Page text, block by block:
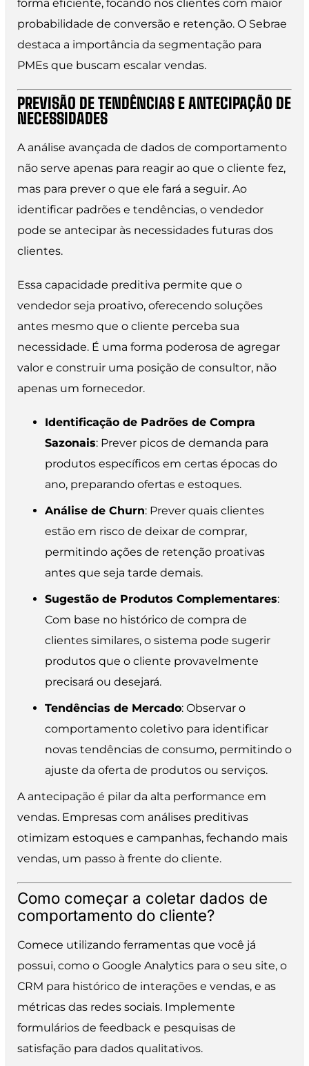
forma eficiente, focando nos clientes com maior
probabilidade de conversão e retenção. O Sebrae
destaca a importância da segmentação para
PMEs que buscam escalar vendas.
PREVISÃO DE TENDÊNCIAS E ANTECIPAÇÃO DE
NECESSIDADES
A análise avançada de dados de comportamento
não serve apenas para reagir ao que o cliente fez,
mas para prever o que ele fará a seguir. Ao
identificar padrões e tendências, o vendedor
pode se antecipar às necessidades futuras dos
clientes.
Essa capacidade preditiva permite que o
vendedor seja proativo, oferecendo soluções
antes mesmo que o cliente perceba sua
necessidade. É uma forma poderosa de agregar
valor e construir uma posição de consultor, não
apenas um fornecedor.
Identificação de Padrões de Compra
Sazonais: Prever picos de demanda para
produtos específicos em certas épocas do
ano, preparando ofertas e estoques.
Análise de Churn: Prever quais clientes
estão em risco de deixar de comprar,
permitindo ações de retenção proativas
antes que seja tarde demais.
Sugestão de Produtos Complementares:
Com base no histórico de compra de
clientes similares, o sistema pode sugerir
produtos que o cliente provavelmente
precisará ou desejará.
Tendências de Mercado: Observar o
comportamento coletivo para identificar
novas tendências de consumo, permitindo o
ajuste da oferta de produtos ou serviços.
A antecipação é pilar da alta performance em
vendas. Empresas com análises preditivas
otimizam estoques e campanhas, fechando mais
vendas, um passo à frente do cliente.
Como começar a coletar dados de
comportamento do cliente?
Comece utilizando ferramentas que você já
possui, como o Google Analytics para o seu site, o
CRM para histórico de interações e vendas, e as
métricas das redes sociais. Implemente
formulários de feedback e pesquisas de
satisfação para dados qualitativos.